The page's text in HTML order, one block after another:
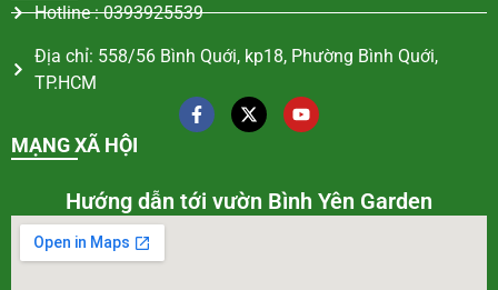
Hotline : 0393925539
Địa chỉ: 558/56 Bình Quới, kp18, Phường Bình Quới,
TP.HCM
MẠNG XÃ HỘI
Hướng dẫn tới vườn Bình Yên Garden